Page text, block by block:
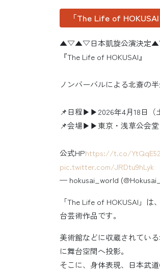
「The Life of
▲▽▲▽日本凱旋公演決
『The Life of HOKUSAI』
ノンバーバルによる北斎の
📌日程▶▶2026年4月18日（
📌会場▶▶東京・浅草公会堂
公式HPhttps://t.co/
pic.twitter.com/JRDtu9hLyk
— hokusai_world
「The Life of HOKUSAI」
台芸術作品です。
美術館などに収蔵されてい
に舞台空間へ投影。
そこに、身体表現、日本武